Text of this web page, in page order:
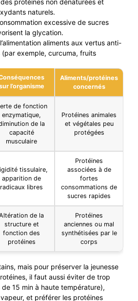
protéines non dénaturées et
naturels.
excessive de sucres
la glycation.
aliments aux vertus anti-
(par exemple, curcuma, fruits
l’organisme
Aliments/protéines
concernés
de fonction
enzymatique,
de la
capacité
musculaire
Protéines animales
et végétales peu
protégées
tissulaire,
apparition de
radicaux libres
Protéines
associées à de
fortes
consommations de
sucres rapides
de la
structure et
fonction des
protéines
Protéines
anciennes ou mal
synthétisées par le
corps
mais pour préserver la jeunesse
il faut aussi éviter de trop
15 min à haute température),
et préférer les protéines